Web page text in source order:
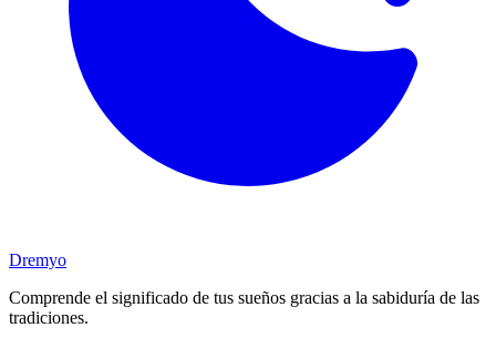
Dremyo
Comprende el significado de tus sueños gracias a la sabiduría de las
tradiciones.